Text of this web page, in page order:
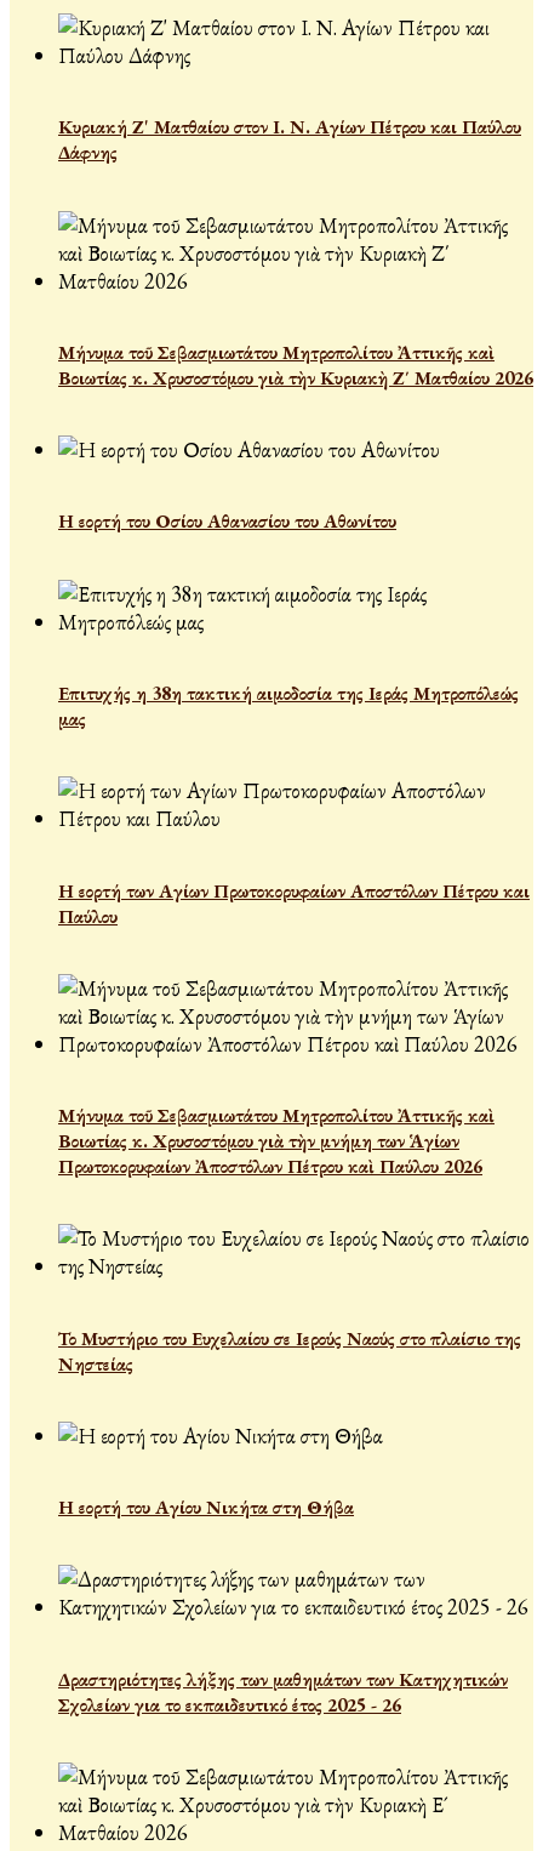
Κυριακή Ζ' Ματθαίου στον Ι. Ν. Αγίων Πέτρου και Παύλου
Δάφνης
Μήνυμα τοῦ Σεβασμιωτάτου Μητροπολίτου Ἀττικῆς καὶ
Βοιωτίας κ. Χρυσοστόμου γιὰ τὴν Κυριακὴ Ζ΄ Ματθαίου 2026
Η εορτή του Οσίου Αθανασίου του Αθωνίτου
Επιτυχής η 38η τακτική αιμοδοσία της Ιεράς Μητροπόλεώς
μας
Η εορτή των Αγίων Πρωτοκορυφαίων Αποστόλων Πέτρου και
Παύλου
Μήνυμα τοῦ Σεβασμιωτάτου Μητροπολίτου Ἀττικῆς καὶ
Βοιωτίας κ. Χρυσοστόμου γιὰ τὴν μνήμη των Ἁγίων
Πρωτοκορυφαίων Ἀποστόλων Πέτρου καὶ Παύλου 2026
Το Μυστήριο του Ευχελαίου σε Ιερούς Ναούς στο πλαίσιο της
Νηστείας
Η εορτή του Αγίου Νικήτα στη Θήβα
Δραστηριότητες λήξης των μαθημάτων των Κατηχητικών
Σχολείων για το εκπαιδευτικό έτος 2025 - 26